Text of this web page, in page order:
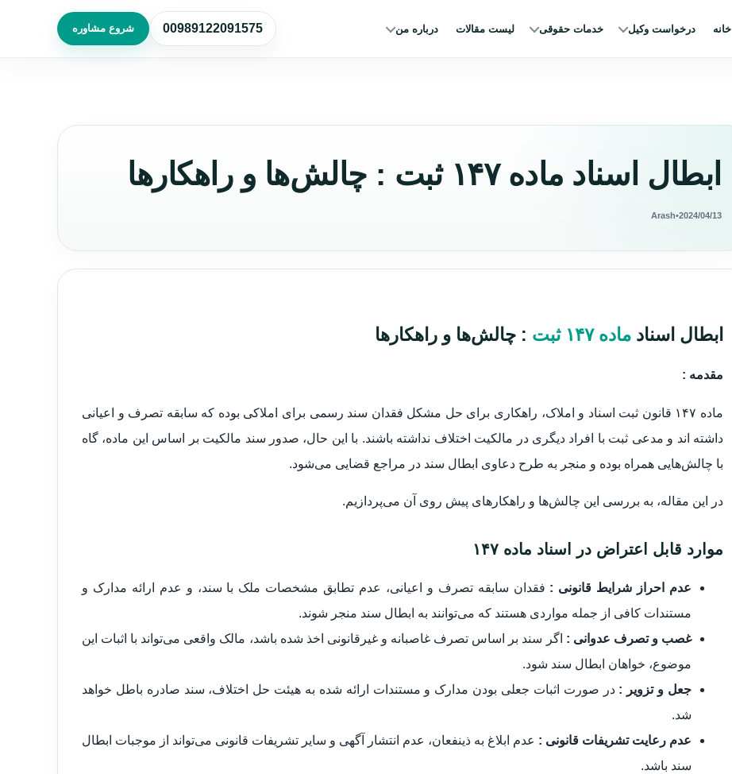
خانه درخواست وکیل خدمات حقوقی لیست مقالات درباره من 00989122091575 شروع مشاوره
ابطال اسناد ماده ۱۴۷ ثبت : چالش‌ها و راهکارها
2024/04/13
•
Arash
ابطال اسناد ماده ۱۴۷ ثبت : چالش‌ها و راهکارها
مقدمه :
ماده ۱۴۷ قانون ثبت اسناد و املاک، راهکاری برای حل مشکل فقدان سند رسمی برای املاکی بوده که سابقه تصرف و اعیانی
داشته اند و مدعی ثبت با افراد دیگری در مالکیت اختلاف نداشته باشند. با این حال، صدور سند مالکیت بر اساس این ماده، گاه
با چالش‌هایی همراه بوده و منجر به طرح دعاوی ابطال سند در مراجع قضایی می‌شود.
در این مقاله، به بررسی این چالش‌ها و راهکارهای پیش روی آن می‌پردازیم.
موارد قابل اعتراض در اسناد ماده ۱۴۷
عدم احراز شرایط قانونی : فقدان سابقه تصرف و اعیانی، عدم تطابق مشخصات ملک با سند، و عدم ارائه مدارک و
مستندات کافی از جمله مواردی هستند که می‌توانند به ابطال سند منجر شوند.
غصب و تصرف عدوانی : اگر سند بر اساس تصرف غاصبانه و غیرقانونی اخذ شده باشد، مالک واقعی می‌تواند با اثبات این
موضوع، خواهان ابطال سند شود.
جعل و تزویر : در صورت اثبات جعلی بودن مدارک و مستندات ارائه شده به هیئت حل اختلاف، سند صادره باطل خواهد
شد.
عدم رعایت تشریفات قانونی : عدم ابلاغ به ذینفعان، عدم انتشار آگهی و سایر تشریفات قانونی می‌تواند از موجبات ابطال
سند باشد.